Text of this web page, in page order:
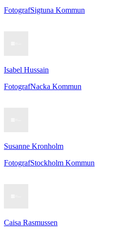
FotografSigtuna Kommun
Isabel Hussain
FotografNacka Kommun
Susanne Kronholm
FotografStockholm Kommun
Caisa Rasmussen